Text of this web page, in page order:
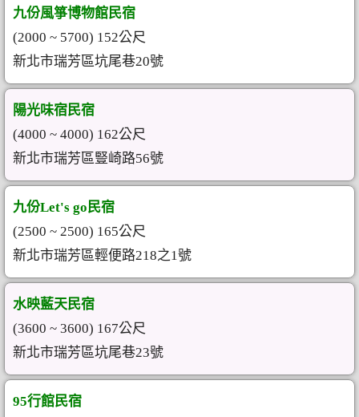
九份風箏博物館民宿
(2000 ~ 5700) 152公尺
新北市瑞芳區坑尾巷20號
陽光味宿民宿
(4000 ~ 4000) 162公尺
新北市瑞芳區豎崎路56號
九份Let's go民宿
(2500 ~ 2500) 165公尺
新北市瑞芳區輕便路218之1號
水映藍天民宿
(3600 ~ 3600) 167公尺
新北市瑞芳區坑尾巷23號
95行館民宿